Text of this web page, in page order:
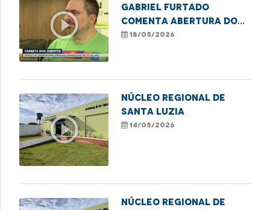
play_circle_outline
Gabriel Furtado
comenta abertura do
MaraDefs 2026 com
18/05/2026
play_circle_outline
NÚCLEO REGIONAL DE
SANTA LUZIA
14/05/2026
NÚCLEO REGIONAL DE